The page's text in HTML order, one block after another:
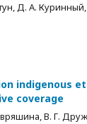
Д. А.
indigenous
coverage
В. Г.